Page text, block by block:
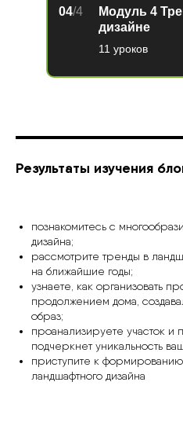
Модуль 4
дизайне
04/4
11 уроков
Результаты изучения
познакомитесь с
дизайна;
рассмотрите тренды в
на ближайшие годы;
узнаете, как организовать
продолжением дома,
образ;
проанализируете участок и
подчеркнет уникальность
приступите к
ландшафтного дизайна